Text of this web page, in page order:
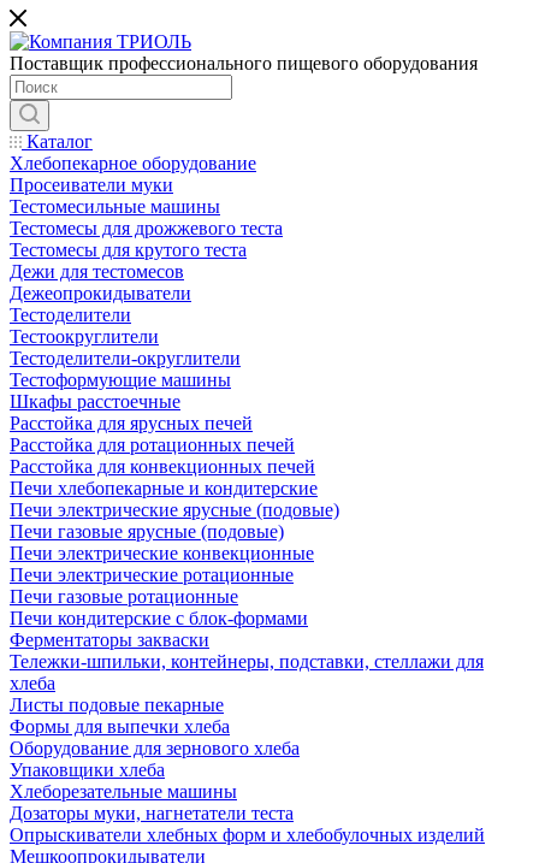
Поставщик профессионального пищевого оборудования
Каталог
Хлебопекарное оборудование
Просеиватели муки
Тестомесильные машины
Тестомесы для дрожжевого теста
Тестомесы для крутого теста
Дежи для тестомесов
Дежеопрокидыватели
Тестоделители
Тестоокруглители
Тестоделители-округлители
Тестоформующие машины
Шкафы расстоечные
Расстойка для ярусных печей
Расстойка для ротационных печей
Расстойка для конвекционных печей
Печи хлебопекарные и кондитерские
Печи электрические ярусные (подовые)
Печи газовые ярусные (подовые)
Печи электрические конвекционные
Печи электрические ротационные
Печи газовые ротационные
Печи кондитерские с блок-формами
Ферментаторы закваски
Тележки-шпильки, контейнеры, подставки, стеллажи для
хлеба
Листы подовые пекарные
Формы для выпечки хлеба
Оборудование для зернового хлеба
Упаковщики хлеба
Хлеборезательные машины
Дозаторы муки, нагнетатели теста
Опрыскиватели хлебных форм и хлебобулочных изделий
Мешкоопрокидыватели